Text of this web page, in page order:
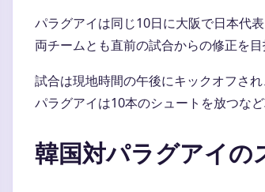
パラグアイは同じ10日に大阪で日本代
両チームとも直前の試合からの修正を
試合は現地時間の午後にキックオフさ
パラグアイは10本のシュートを放つな
韓国対パラグアイの